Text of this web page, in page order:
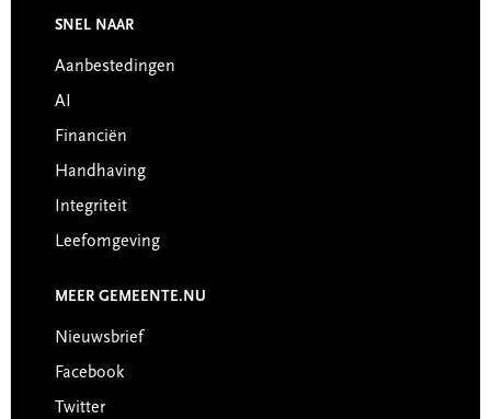
Footer
SNEL NAAR
Aanbestedingen
AI
Financiën
Handhaving
Integriteit
Leefomgeving
MEER GEMEENTE.NU
Nieuwsbrief
Facebook
Twitter